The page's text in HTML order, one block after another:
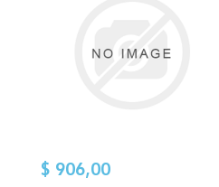
$ 906,00